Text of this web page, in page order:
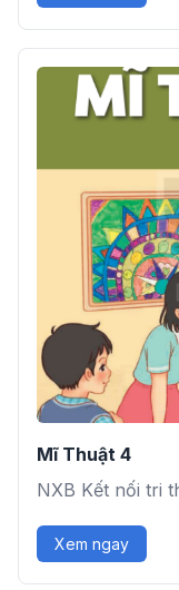
Mĩ Thuật 4
NXB Kết nối tri
Xem ngay